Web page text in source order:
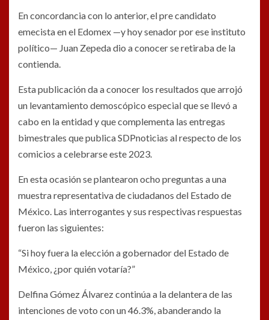
En concordancia con lo anterior, el pre candidato
emecista en el Edomex —y hoy senador por ese instituto
político— Juan Zepeda dio a conocer se retiraba de la
contienda.
Esta publicación da a conocer los resultados que arrojó
un levantamiento demoscópico especial que se llevó a
cabo en la entidad y que complementa las entregas
bimestrales que publica SDPnoticias al respecto de los
comicios a celebrarse este 2023.
En esta ocasión se plantearon ocho preguntas a una
muestra representativa de ciudadanos del Estado de
México. Las interrogantes y sus respectivas respuestas
fueron las siguientes:
“Si hoy fuera la elección a gobernador del Estado de
México, ¿por quién votaría?”
Delfina Gómez Álvarez continúa a la delantera de las
intenciones de voto con un 46.3%, abanderando la